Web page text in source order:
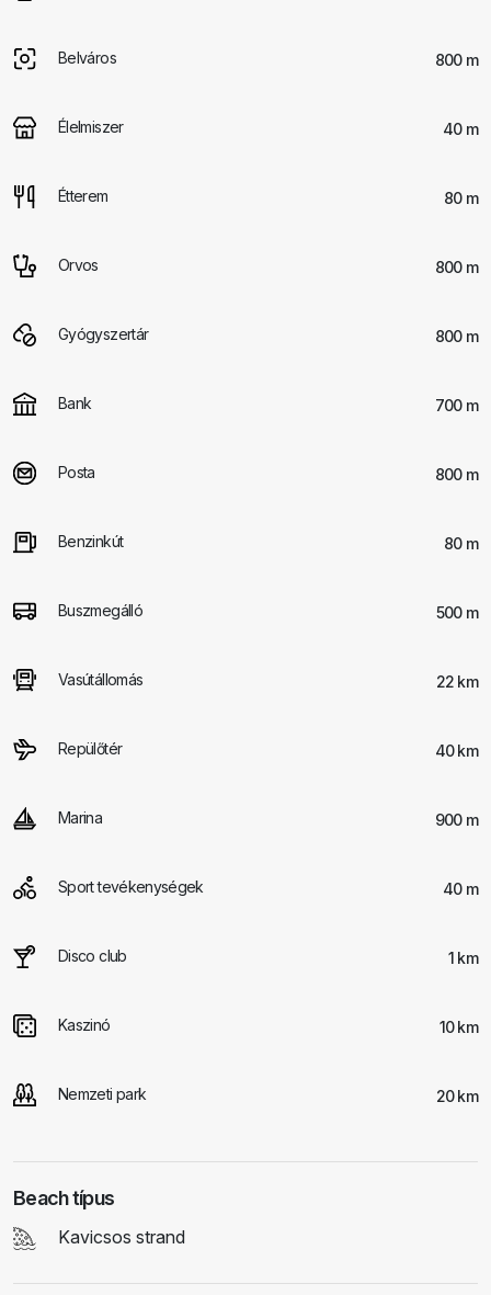
Belváros 800 m
Élelmiszer 40 m
Étterem 80 m
Orvos 800 m
Gyógyszertár 800 m
Bank 700 m
Posta 800 m
Benzinkút 80 m
Buszmegálló 500 m
Vasútállomás 22 km
Repülőtér 40 km
Marina 900 m
Sport tevékenységek 40 m
Disco club 1 km
Kaszinó 10 km
Nemzeti park 20 km
Beach típus
Kavicsos strand